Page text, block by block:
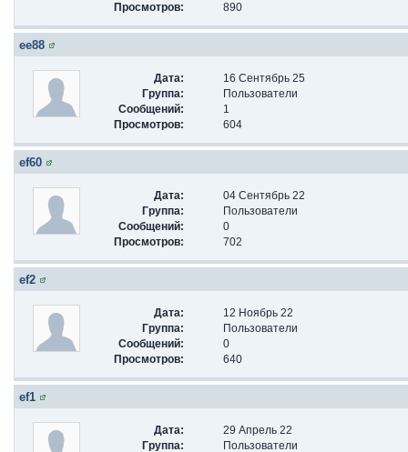
Просмотров:
890
ee88
Дата:
16 Сентябрь 25
Группа:
Пользователи
Сообщений:
1
Просмотров:
604
ef60
Дата:
04 Сентябрь 22
Группа:
Пользователи
Сообщений:
0
Просмотров:
702
ef2
Дата:
12 Ноябрь 22
Группа:
Пользователи
Сообщений:
0
Просмотров:
640
ef1
Дата:
29 Апрель 22
Группа:
Пользователи